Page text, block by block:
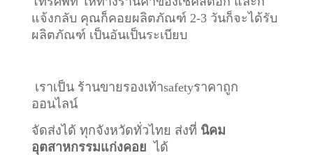
แจ้งกลับ คุณก็คอยผลิตภัณฑ์ 2-3 วันก็จะได้รับ
ผลิตภัณฑ์ เป็นอันเป็นระเบียบ
เราเป็น ร้านขายรองเท้าsafetyราคาถูก
ออนไลน์
จัดส่งได้ ทุกจังหวัดทั่วไทย ส่งที่ นิคม
อุตสาหกรรมแก่งคอย ได้